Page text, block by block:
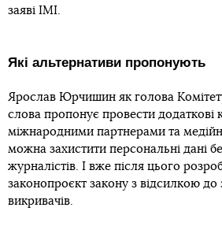
заяві ІМІ.
Які альтернативи пропонують
Ярослав Юрчишин як голова
слова пропонує провести додаткові
міжнародними партнерами та
можна захистити персональні дані
журналістів. І вже після цього
законопроєкт закону з відсилкою до
викривачів.